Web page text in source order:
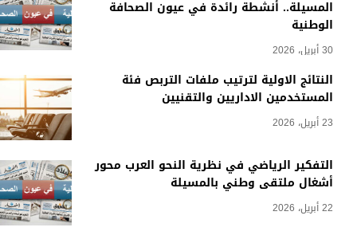
المسيلة.. أنشطة رائدة في عيون الصحافة
الوطنية
30 أبريل، 2026
النتائج الاولية لترتيب ملفات التربص فئة
المستخدمين الاداريين والتقنيين
23 أبريل، 2026
التفكير الرياضي في نظرية النحو العرب محور
أشغال ملتقى وطني بالمسيلة
22 أبريل، 2026